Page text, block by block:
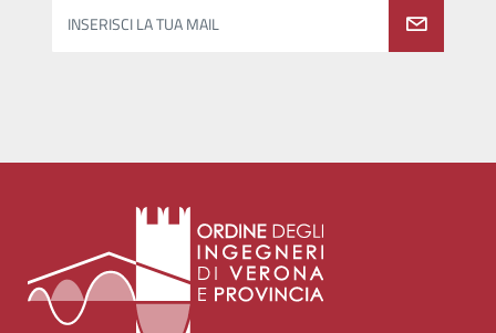
INSERISCI LA TUA MAIL